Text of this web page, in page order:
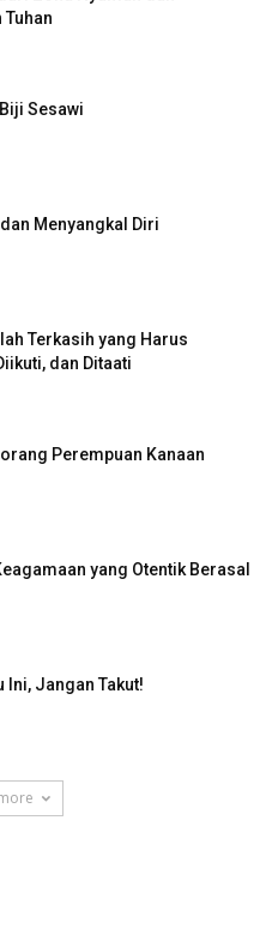
Sesawi
Menyangkal Diri
Terkasih yang Harus
dan Ditaati
Perempuan Kanaan
yang Otentik Berasal
Ini, Jangan Takut!